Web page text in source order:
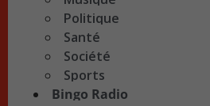
Politique
Santé
Société
Sports
Bingo Radio